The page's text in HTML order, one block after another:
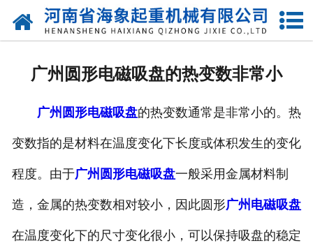
网站首页
厂区一角
案例展示
广州圆形电磁吸盘的热变数非常小
广州圆形电磁吸盘的热变数通常是非常小的。热
变数指的是材料在温度变化下长度或体积发生的变化
程度。由于广州圆形电磁吸盘一般采用金属材料制
造，金属的热变数相对较小，因此圆形广州电磁吸盘
在温度变化下的尺寸变化很小，可以保持吸盘的稳定